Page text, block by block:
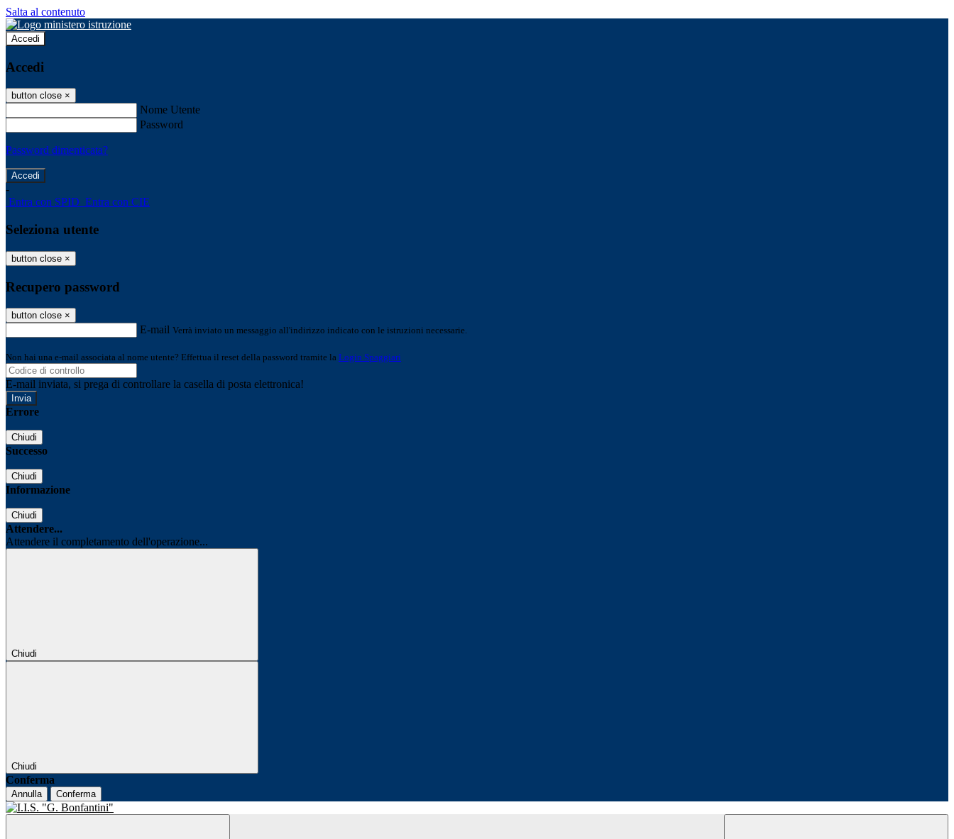
Salta al contenuto
Accedi
Accedi
button close ×
Nome Utente
Password
Password dimenticata?
-
Entra con SPID Entra con CIE
Seleziona utente
button close ×
Recupero password
button close ×
E-mail Verrà inviato un messaggio all'indirizzo indicato con le istruzioni necessarie.
Non hai una e-mail associata al nome utente? Effettua il reset della password tramite la Login Spaggiari
E-mail inviata, si prega di controllare la casella di posta elettronica!
Errore
Chiudi
Successo
Chiudi
Informazione
Chiudi
Attendere...
Attendere il completamento dell'operazione...
Chiudi
Chiudi
Conferma
Annulla Conferma